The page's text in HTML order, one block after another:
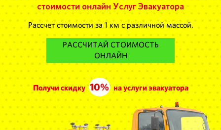
стоимости онлайн Услуг Эвакуатора
Рассчет стоимости за 1 км с различной массой.
РАССЧИТАЙ СТОИМОСТЬ
ОНЛАЙН
Получи скидку 10% на услуги эвакуатора